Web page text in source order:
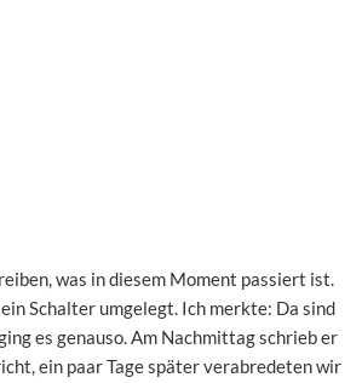
was in diesem Moment passiert ist.
ein Schalter umgelegt. Ich merkte: Da sind
es genauso. Am Nachmittag schrieb er
ein paar Tage später verabredeten wir